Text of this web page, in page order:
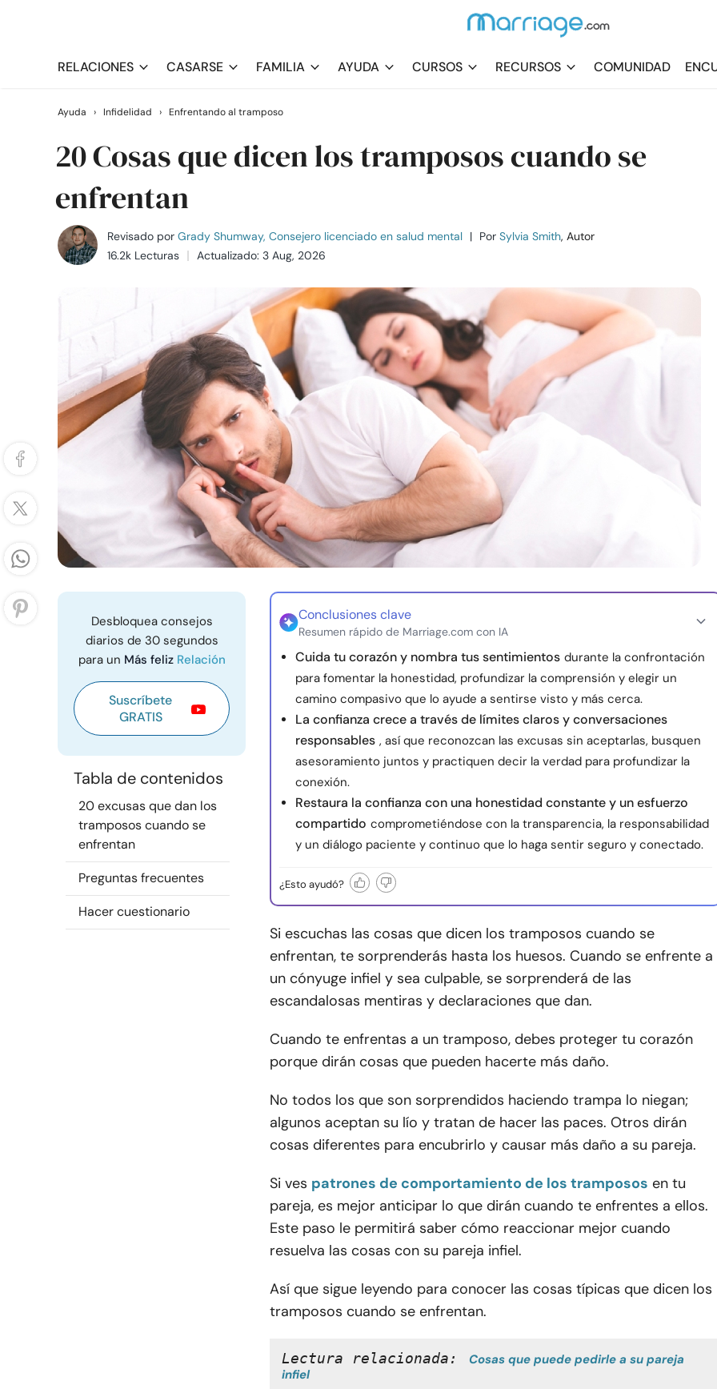
RELACIONES CASARSE FAMILIA AYUDA CURSOS RECURSOS COMUNIDAD
Ayuda › Infidelidad › Enfrentando al tramposo
20 Cosas que dicen los tramposos cuando se
enfrentan
Revisado por Grady Shumway, Consejero licenciado en salud mental | Por Sylvia Smith, Autor
16.2k Lecturas
Actualizado: 3 Aug, 2026
Desbloquea consejos
diarios de 30 segundos
para un Más feliz Relación
Suscríbete
GRATIS
Tabla de contenidos
20 excusas que dan los
tramposos cuando se
enfrentan
Preguntas frecuentes
Hacer cuestionario
Conclusiones clave
Resumen rápido de Marriage.com con IA
Cuida tu corazón y nombra tus sentimientos durante la confrontación
para fomentar la honestidad, profundizar la comprensión y elegir un
camino compasivo que lo ayude a sentirse visto y más cerca.
La confianza crece a través de límites claros y conversaciones
responsables , así que reconozcan las excusas sin aceptarlas, busquen
asesoramiento juntos y practiquen decir la verdad para profundizar la
conexión.
Restaura la confianza con una honestidad constante y un esfuerzo
compartido comprometiéndose con la transparencia, la responsabilidad
y un diálogo paciente y continuo que lo haga sentir seguro y conectado.
¿Esto ayudó?
Si escuchas las cosas que dicen los tramposos cuando se
enfrentan, te sorprenderás hasta los huesos. Cuando se enfrente a
un cónyuge infiel y sea culpable, se sorprenderá de las
escandalosas mentiras y declaraciones que dan.
Cuando te enfrentas a un tramposo, debes proteger tu corazón
porque dirán cosas que pueden hacerte más daño.
No todos los que son sorprendidos haciendo trampa lo niegan;
algunos aceptan su lío y tratan de hacer las paces. Otros dirán
cosas diferentes para encubrirlo y causar más daño a su pareja.
Si ves patrones de comportamiento de los tramposos en tu
pareja, es mejor anticipar lo que dirán cuando te enfrentes a ellos.
Este paso le permitirá saber cómo reaccionar mejor cuando
resuelva las cosas con su pareja infiel.
Así que sigue leyendo para conocer las cosas típicas que dicen los
tramposos cuando se enfrentan.
Lectura relacionada:
Cosas que puede pedirle a su pareja
infiel